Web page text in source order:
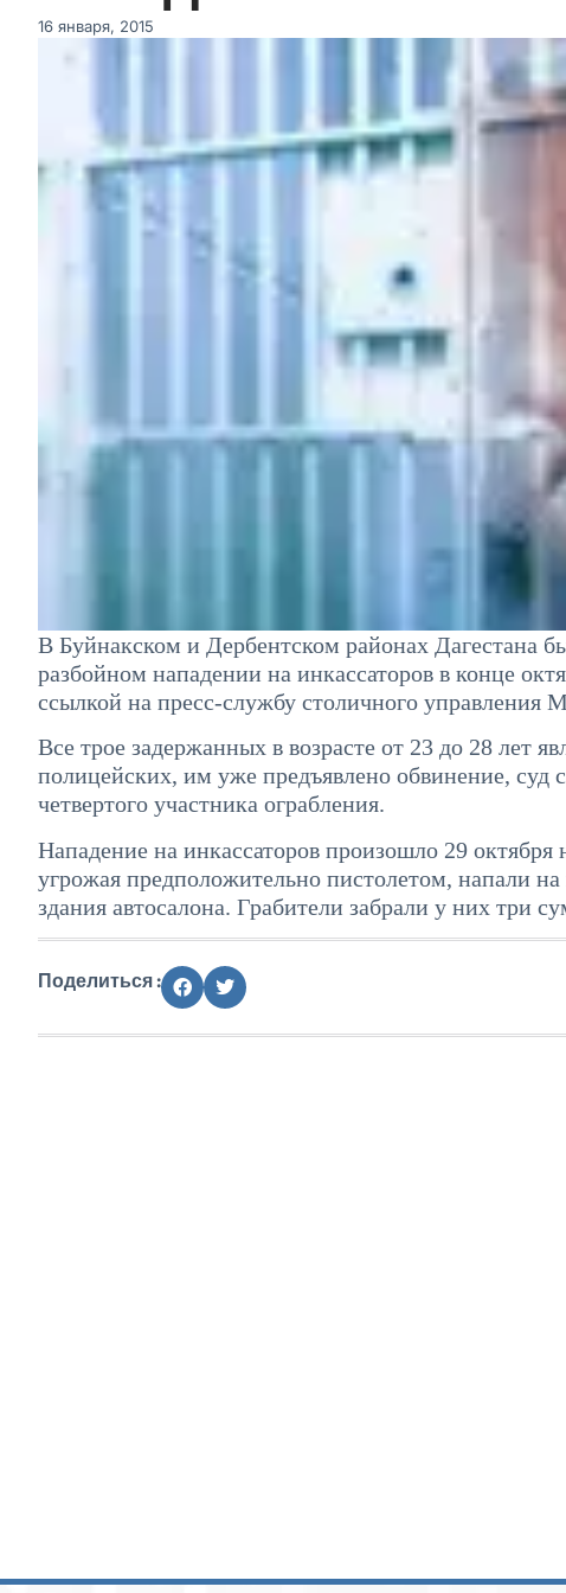
16 января, 2015
В Буйнакском и Дербентском районах Дагестана
разбойном нападении на инкассаторов в конце
ссылкой на пресс-службу столичного управления
Все трое задержанных в возрасте от 23 до 28 лет
полицейских, им уже предъявлено обвинение, суд
четвертого участника ограбления.
Нападение на инкассаторов произошло 29
угрожая предположительно пистолетом, напали
здания автосалона. Грабители забрали у них три
Поделиться :